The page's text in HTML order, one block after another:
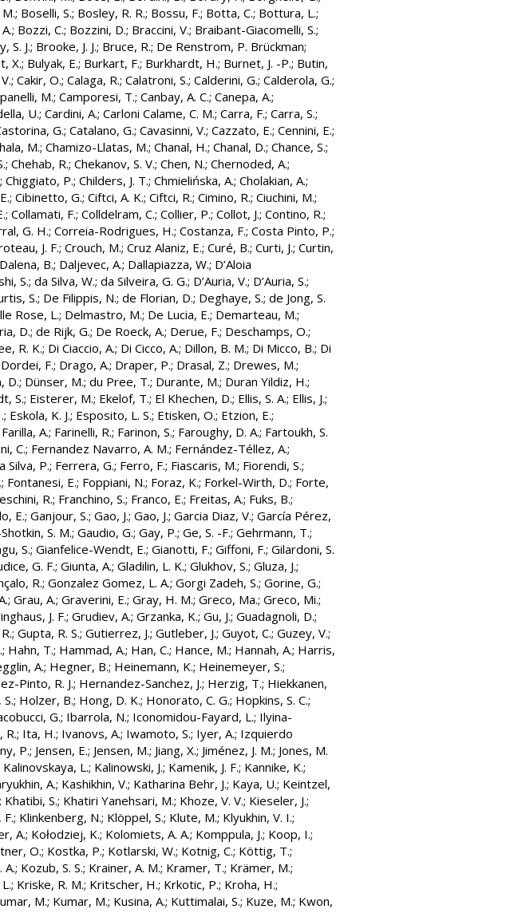
; Boselli, S.; Bosley, R. R.; Bossu, F.; Botta, C.; Bottura, L.;
; Bozzi, C.; Bozzini, D.; Braccini, V.; Braibant-Giacomelli, S.;
S. J.; Brooke, J. J.; Bruce, R.; De Renstrom, P. Brückman;
X.; Bulyak, E.; Burkart, F.; Burkhardt, H.; Burnet, J. -P.; Butin,
; Cakir, O.; Calaga, R.; Calatroni, S.; Calderini, G.; Calderola, G.;
M.; Camporesi, T.; Canbay, A. C.; Canepa, A.;
U.; Cardini, A.; Carloni Calame, C. M.; Carra, F.; Carra, S.;
G.; Catalano, G.; Cavasinni, V.; Cazzato, E.; Cennini, E.;
M.; Chamizo-Llatas, M.; Chanal, H.; Chanal, D.; Chance, S.;
; Chehab, R.; Chekanov, S. V.; Chen, N.; Chernoded, A.;
; Chiggiato, P.; Childers, J. T.; Chmielińska, A.; Cholakian, A.;
; Cibinetto, G.; Ciftci, A. K.; Ciftci, R.; Cimino, R.; Ciuchini, M.;
; Collamati, F.; Colldelram, C.; Collier, P.; Collot, J.; Contino, R.;
G. H.; Correia-Rodrigues, H.; Costanza, F.; Costa Pinto, P.;
J. F.; Crouch, M.; Cruz Alaniz, E.; Curé, B.; Curti, J.; Curtin,
Dalena, B.; Daljevec, A.; Dallapiazza, W.; D’Aloia
S.; da Silva, W.; da Silveira, G. G.; D’Auria, V.; D’Auria, S.;
S.; De Filippis, N.; de Florian, D.; Deghaye, S.; de Jong, S.
Rose, L.; Delmastro, M.; De Lucia, E.; Demarteau, M.;
D.; de Rijk, G.; De Roeck, A.; Derue, F.; Deschamps, O.;
R. K.; Di Ciaccio, A.; Di Cicco, A.; Dillon, B. M.; Di Micco, B.; Di
Dordei, F.; Drago, A.; Draper, P.; Drasal, Z.; Drewes, M.;
D.; Dünser, M.; du Pree, T.; Durante, M.; Duran Yildiz, H.;
S.; Eisterer, M.; Ekelof, T.; El Khechen, D.; Ellis, S. A.; Ellis, J.;
; Eskola, K. J.; Esposito, L. S.; Etisken, O.; Etzion, E.;
Farilla, A.; Farinelli, R.; Farinon, S.; Faroughy, D. A.; Fartoukh, S.
C.; Fernandez Navarro, A. M.; Fernández-Téllez, A.;
Silva, P.; Ferrera, G.; Ferro, F.; Fiascaris, M.; Fiorendi, S.;
; Fontanesi, E.; Foppiani, N.; Foraz, K.; Forkel-Wirth, D.; Forte,
R.; Franchino, S.; Franco, E.; Freitas, A.; Fuks, B.;
E.; Ganjour, S.; Gao, J.; Gao, J.; Garcia Diaz, V.; García Pérez,
S. M.; Gaudio, G.; Gay, P.; Ge, S. -F.; Gehrmann, T.;
S.; Gianfelice-Wendt, E.; Gianotti, F.; Giffoni, F.; Gilardoni, S.
G. F.; Giunta, A.; Gladilin, L. K.; Glukhov, S.; Gluza, J.;
R.; Gonzalez Gomez, L. A.; Gorgi Zadeh, S.; Gorine, G.;
; Grau, A.; Graverini, E.; Gray, H. M.; Greco, Ma.; Greco, Mi.;
J. F.; Grudiev, A.; Grzanka, K.; Gu, J.; Guadagnoli, D.;
; Gupta, R. S.; Gutierrez, J.; Gutleber, J.; Guyot, C.; Guzey, V.;
; Hahn, T.; Hammad, A.; Han, C.; Hance, M.; Hannah, A.; Harris,
A.; Hegner, B.; Heinemann, K.; Heinemeyer, S.;
Pinto, R. J.; Hernandez-Sanchez, J.; Herzig, T.; Hiekkanen,
; Holzer, B.; Hong, D. K.; Honorato, C. G.; Hopkins, S. C.;
G.; Ibarrola, N.; Iconomidou-Fayard, L.; Ilyina-
R.; Ita, H.; Ivanovs, A.; Iwamoto, S.; Iyer, A.; Izquierdo
P.; Jensen, E.; Jensen, M.; Jiang, X.; Jiménez, J. M.; Jones, M.
Kalinovskaya, L.; Kalinowski, J.; Kamenik, J. F.; Kannike, K.;
A.; Kashikhin, V.; Katharina Behr, J.; Kaya, U.; Keintzel,
; Khatibi, S.; Khatiri Yanehsari, M.; Khoze, V. V.; Kieseler, J.;
F.; Klinkenberg, N.; Klöppel, S.; Klute, M.; Klyukhin, V. I.;
A.; Kołodziej, K.; Kolomiets, A. A.; Komppula, J.; Koop, I.;
O.; Kostka, P.; Kotlarski, W.; Kotnig, C.; Köttig, T.;
A.; Kozub, S. S.; Krainer, A. M.; Kramer, T.; Krämer, M.;
; Kriske, R. M.; Kritscher, H.; Krkotic, P.; Kroha, H.;
M.; Kumar, M.; Kusina, A.; Kuttimalai, S.; Kuze, M.; Kwon,